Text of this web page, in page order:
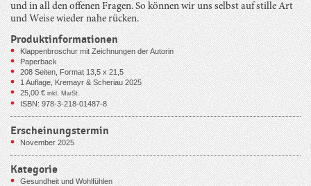
und in all den offenen Fragen. So können wir uns selbst auf stille Art
und Weise wieder nahe rücken.
Produktinformationen
Klappenbroschur mit Zeichnungen der Autorin
Paperback
208Seiten, Format 13,5 x 21,5
1 Auflage, Kremayr & Scheriau 2025
25,00€ inkl. MwSt.
ISBN: 978-3-218-01487-8
Erscheinungstermin
November 2025
Kategorie
Gesundheit und Wohlfühlen